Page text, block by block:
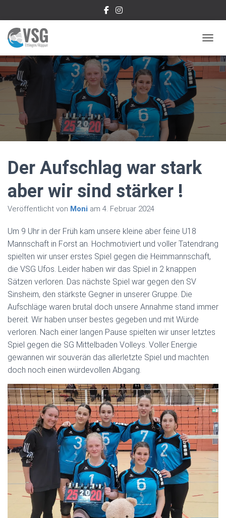
Der Aufschlag war stark
aber wir sind stärker !
Veröffentlicht von Moni am 4. Februar 2024
Um 9 Uhr in der Früh kam unsere kleine aber feine U18
Mannschaft in Forst an. Hochmotiviert und voller Tatendrang
spielten wir unser erstes Spiel gegen die Heimmannschaft,
die VSG Ufos. Leider haben wir das Spiel in 2 knappen
Sätzen verloren. Das nächste Spiel war gegen den SV
Sinsheim, den stärkste Gegner in unserer Gruppe. Die
Aufschläge waren brutal doch unsere Annahme stand immer
bereit. Wir haben unser bestes gegeben und mit Würde
verloren. Nach einer langen Pause spielten wir unser letztes
Spiel gegen die SG Mittelbaden Volleys. Voller Energie
gewannen wir souverän das allerletzte Spiel und machten
doch noch einen würdevollen Abgang.